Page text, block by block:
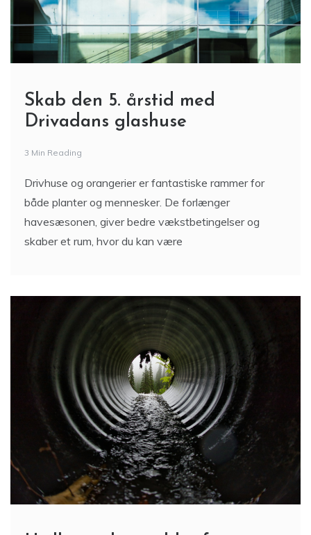
Skab den 5. årstid med
Drivadans glashuse
3 Min Reading
Drivhuse og orangerier er fantastiske rammer for
både planter og mennesker. De forlænger
havesæsonen, giver bedre vækstbetingelser og
skaber et rum, hvor du kan være